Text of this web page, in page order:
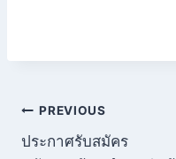
แนะแนว
เรื่อง
PREVIOUS
ประกาศรับสมัคร